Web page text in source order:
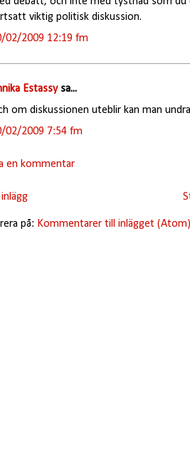
viktig politisk diskussion.
02/2009 12:19 fm
Estassysa...
om diskussionen uteblir kan man
02/2009 7:54 fm
en kommentar
på: Kommentarer till inlägget (Atom)